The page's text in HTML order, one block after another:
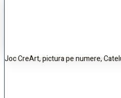
Joc CreArt, pictura pe numere,